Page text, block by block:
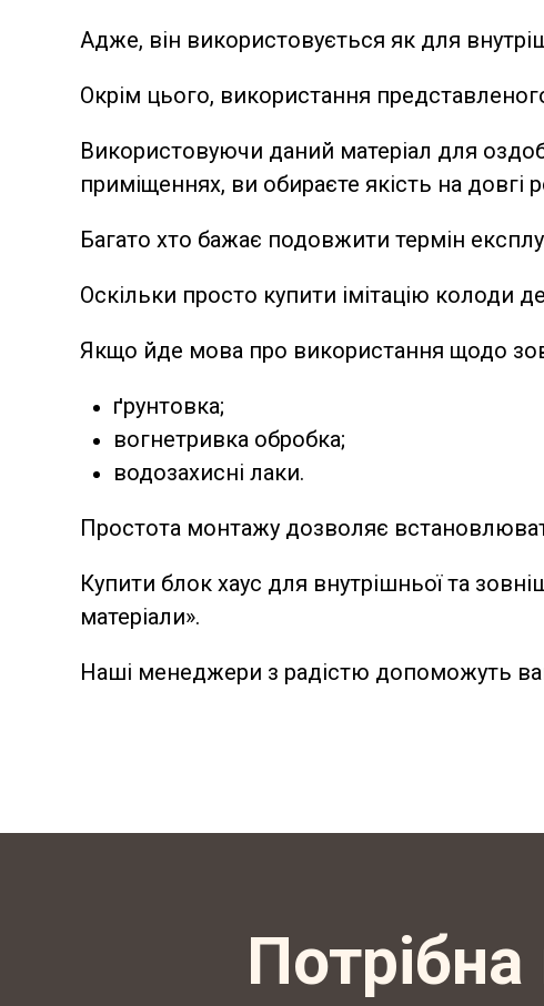
Адже, він використовується як для
Окрім цього, використання
Використовуючи даний матеріал для
приміщеннях, ви обираєте якість на довгі
Багато хто бажає подовжити термін
Оскільки просто купити імітацію колоди
Якщо йде мова про використання щодо
ґрунтовка;
вогнетривка обробка;
водозахисні лаки.
Простота монтажу дозволяє
Купити блок хаус для внутрішньої та
матеріали».
Наші менеджери з радістю допоможуть
Потрібна